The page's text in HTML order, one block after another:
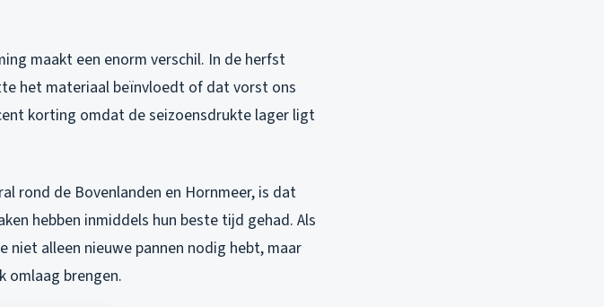
maakt een enorm verschil. In de herfst
het materiaal beïnvloedt of dat vorst ons
korting omdat de seizoensdrukte lager ligt
rond de Bovenlanden en Hornmeer, is dat
hebben inmiddels hun beste tijd gehad. Als
niet alleen nieuwe pannen nodig hebt, maar
omlaag brengen.